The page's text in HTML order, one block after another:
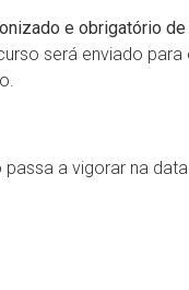
e obrigatório
será enviado para
passa a vigorar na